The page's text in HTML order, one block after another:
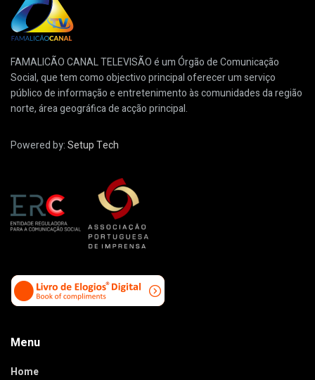
FAMALICÃO CANAL TELEVISÃO é um Órgão de Comunicação
Social, que tem como objectivo principal oferecer um serviço
público de informação e entretenimento às comunidades da região
norte, área geográfica de acção principal.
Powered by:Setup Tech
Menu
Home